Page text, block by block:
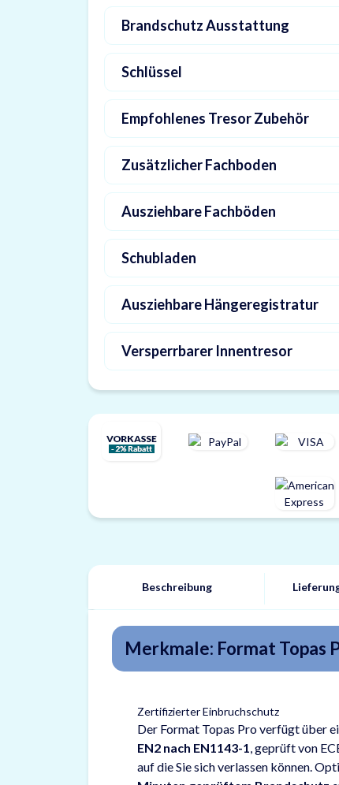
Brandschutz Ausstattung
Schlüssel
Empfohlenes Tresor Zubehör
Zusätzlicher Fachboden
Ausziehbare Fachböden
Schubladen
Ausziehbare Hängeregistratur
Versperrbarer Innentresor
Beschreibung
Merkmale: Format Topas
Zertifizierter Einbruchschutz
Der Format Topas Pro verfügt über
EN2 nach EN1143-1 , geprüft von
auf die Sie sich verlassen können.